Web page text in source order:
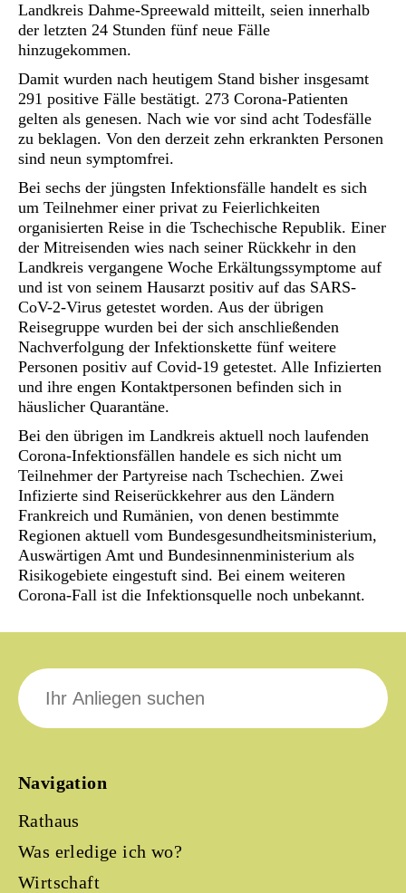
Landkreis Dahme-Spreewald mitteilt, seien innerhalb
der letzten 24 Stunden fünf neue Fälle
hinzugekommen.
Damit wurden nach heutigem Stand bisher insgesamt
291 positive Fälle bestätigt. 273 Corona-Patienten
gelten als genesen. Nach wie vor sind acht Todesfälle
zu beklagen. Von den derzeit zehn erkrankten Personen
sind neun symptomfrei.
Bei sechs der jüngsten Infektionsfälle handelt es sich
um Teilnehmer einer privat zu Feierlichkeiten
organisierten Reise in die Tschechische Republik. Einer
der Mitreisenden wies nach seiner Rückkehr in den
Landkreis vergangene Woche Erkältungssymptome auf
und ist von seinem Hausarzt positiv auf das SARS-
CoV-2-Virus getestet worden. Aus der übrigen
Reisegruppe wurden bei der sich anschließenden
Nachverfolgung der Infektionskette fünf weitere
Personen positiv auf Covid-19 getestet. Alle Infizierten
und ihre engen Kontaktpersonen befinden sich in
häuslicher Quarantäne.
Bei den übrigen im Landkreis aktuell noch laufenden
Corona-Infektionsfällen handele es sich nicht um
Teilnehmer der Partyreise nach Tschechien. Zwei
Infizierte sind Reiserückkehrer aus den Ländern
Frankreich und Rumänien, von denen bestimmte
Regionen aktuell vom Bundesgesundheitsministerium,
Auswärtigen Amt und Bundesinnenministerium als
Risikogebiete eingestuft sind. Bei einem weiteren
Corona-Fall ist die Infektionsquelle noch unbekannt.
Navigation
Rathaus
Was erledige ich wo?
Wirtschaft
Suche
nach: